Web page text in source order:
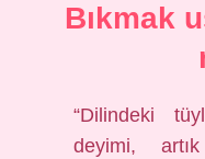
Bıkmak
“Dilindeki
deyimi,